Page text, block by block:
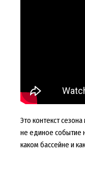
Это контекст
не единое событие
каком бассейне и